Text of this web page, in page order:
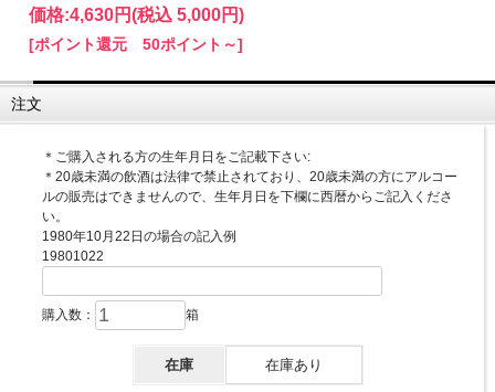
価格:4,630円(税込 5,000円)
[ポイント還元 50ポイント～]
注文
＊ご購入される方の生年月日をご記載下さい:
＊20歳未満の飲酒は法律で禁止されており、20歳未満の方にアルコー
ルの販売はできませんので、生年月日を下欄に西暦からご記入くださ
い。
1980年10月22日の場合の記入例
19801022
購入数： 箱
在庫 在庫あり